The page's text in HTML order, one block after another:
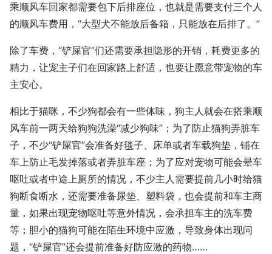
乘顺风车回家都需要包下后排座位，也就是需要支付三个人
的顺风车费用，“大型犬不能放后备箱，只能放在后排了。”
除了车费，“铲屎官”们还需要承担隐形的开销，耗费更多的
精力，让宠主子们在回家路上舒适，也要让愿意带宠物的车
主安心。
相比于猫咪，不少狗都会有一些体味，狗主人就会在搭乘顺
风车前一两天给狗狗洗澡“减少狗味”；为了防止猫狗弄脏车
子，不少“铲屎官”会准备好毯子、床单或者车载狗垫，铺在
车上防止毛发掉落或者弄脏车座；为了应对宠物可能会晕车
呕吐或者中途上厕所的情况，不少主人需要提前几小时给猫
狗断食断水，还需要准备尿垫、塑料袋，也会提前和车主商
量，如果出现宠物呕吐等意外情况，会承担车主的洗车费
等；胆小的猫狗可能在陌生环境中应激，导致身体出现问
题，“铲屎官”还会提前准备好防应激的药物……